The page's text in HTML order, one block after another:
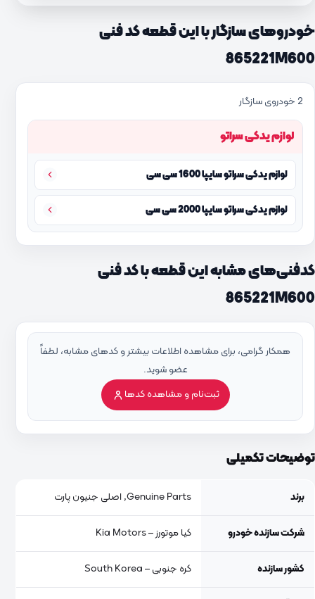
خودروهای سازگار با این قطعه کد فنی
865221M600
2 خودروی سازگار
لوازم یدکی سراتو
لوازم یدکی سراتو سایپا 1600 سی سی
لوازم یدکی سراتو سایپا 2000 سی سی
کدفنی‌های مشابه این قطعه با کد فنی
865221M600
همکار گرامی، برای مشاهده اطلاعات بیشتر و کدهای مشابه، لطفاً
عضو شوید.
ثبت‌نام و مشاهده کدها
توضیحات تکمیلی
برند Genuine Parts, اصلی جنیون پارت
شرکت سازنده خودرو کیا موتورز – Kia Motors
کشور سازنده کره جنوبی – South Korea